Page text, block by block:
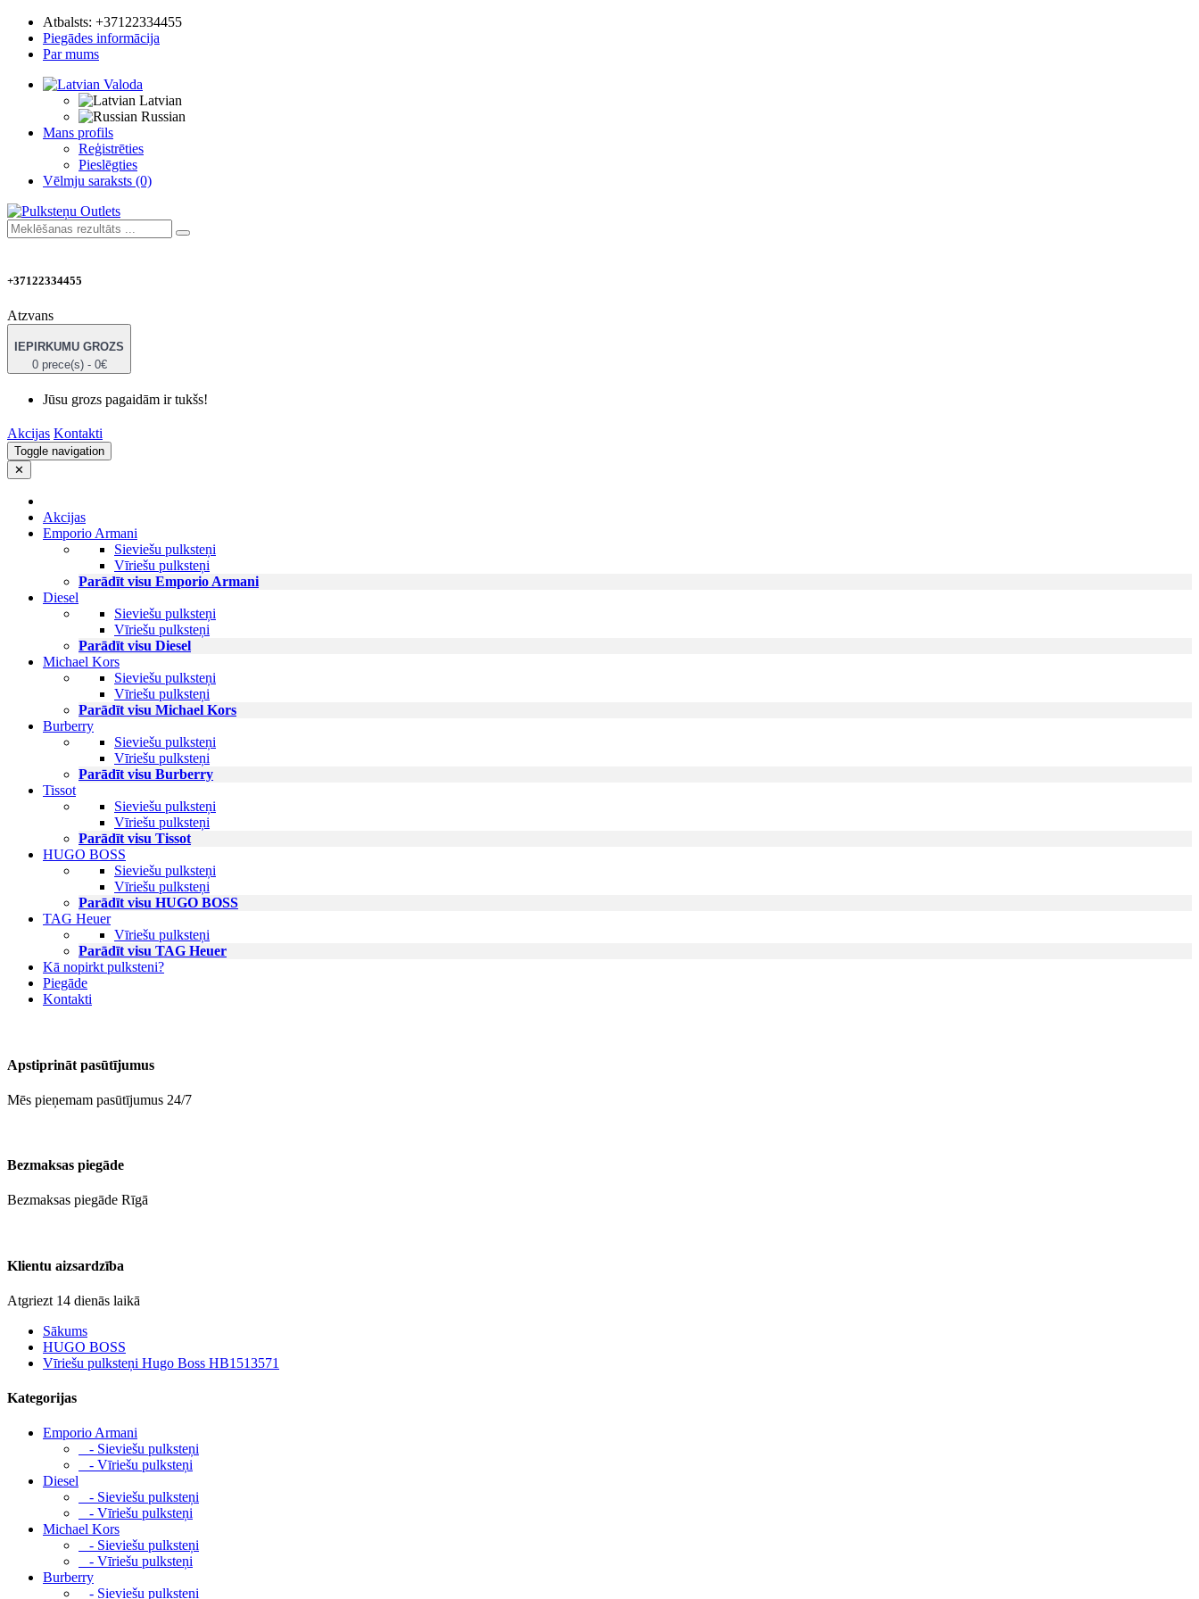
Atbalsts: +37122334455
Piegādes informācija
Par mums
Valoda
Latvian
Russian
Mans profils
Reģistrēties
Pieslēgties
Vēlmju saraksts (0)
+37122334455
Atzvans
IEPIRKUMU GROZS
0 prece(s) - 0€
Jūsu grozs pagaidām ir tukšs!
Akcijas Kontakti
Toggle navigation
✕
Akcijas
Emporio Armani
Sieviešu pulksteņi
Vīriešu pulksteņi
Parādīt visu Emporio Armani
Diesel
Sieviešu pulksteņi
Vīriešu pulksteņi
Parādīt visu Diesel
Michael Kors
Sieviešu pulksteņi
Vīriešu pulksteņi
Parādīt visu Michael Kors
Burberry
Sieviešu pulksteņi
Vīriešu pulksteņi
Parādīt visu Burberry
Tissot
Sieviešu pulksteņi
Vīriešu pulksteņi
Parādīt visu Tissot
HUGO BOSS
Sieviešu pulksteņi
Vīriešu pulksteņi
Parādīt visu HUGO BOSS
TAG Heuer
Vīriešu pulksteņi
Parādīt visu TAG Heuer
Kā nopirkt pulksteni?
Piegāde
Kontakti
Apstiprināt pasūtījumus
Mēs pieņemam pasūtījumus 24/7
Bezmaksas piegāde
Bezmaksas piegāde Rīgā
Klientu aizsardzība
Atgriezt 14 dienās laikā
Sākums
HUGO BOSS
Vīriešu pulksteņi Hugo Boss HB1513571
Kategorijas
Emporio Armani
- Sieviešu pulksteņi
- Vīriešu pulksteņi
Diesel
- Sieviešu pulksteņi
- Vīriešu pulksteņi
Michael Kors
- Sieviešu pulksteņi
- Vīriešu pulksteņi
Burberry
- Sieviešu pulksteņi